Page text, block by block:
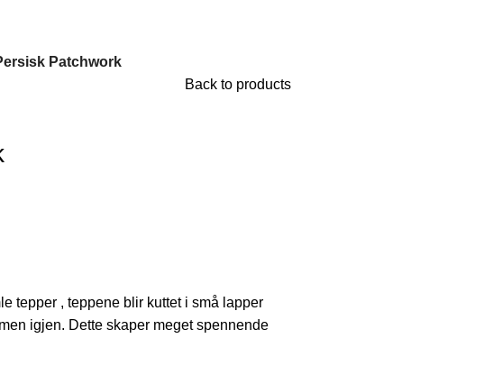
Patchwork
Back to products
tepper , teppene blir kuttet i små lapper
igjen. Dette skaper meget spennende